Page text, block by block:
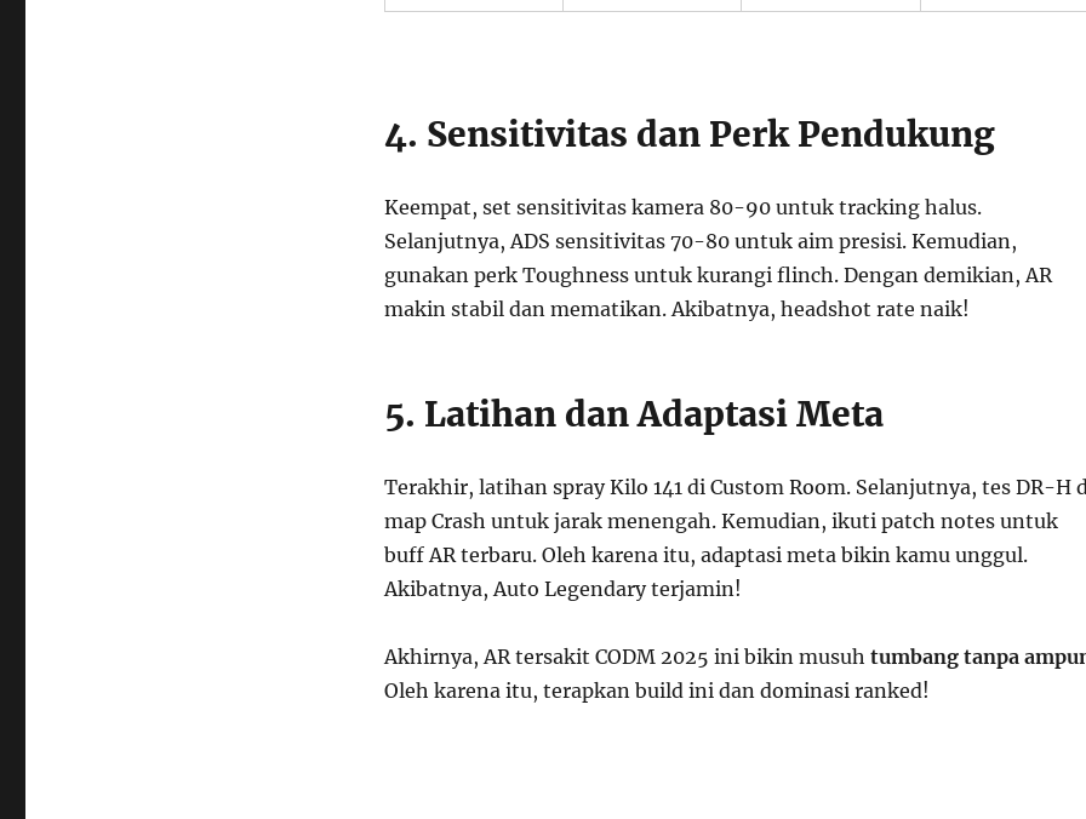
4. Sensitivitas dan Perk Pendukung
Keempat, set sensitivitas kamera 80-90 untuk tracking halus.
Selanjutnya, ADS sensitivitas 70-80 untuk aim presisi. Kemudian,
gunakan perk Toughness untuk kurangi flinch. Dengan demikian, AR
makin stabil dan mematikan. Akibatnya, headshot rate naik!
5. Latihan dan Adaptasi Meta
Terakhir, latihan spray Kilo 141 di Custom Room. Selanjutnya, tes DR-H
map Crash untuk jarak menengah. Kemudian, ikuti patch notes untuk
buff AR terbaru. Oleh karena itu, adaptasi meta bikin kamu unggul.
Akibatnya, Auto Legendary terjamin!
Akhirnya, AR tersakit CODM 2025 ini bikin musuh tumbang tanpa
Oleh karena itu, terapkan build ini dan dominasi ranked!